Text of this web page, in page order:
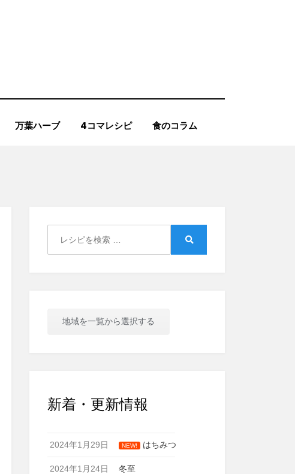
万葉ハーブ 4コマレシピ 食のコラム
地域を一覧から選択する
新着・更新情報
2024年1月29日 NEW! はちみつ
2024年1月24日 冬至